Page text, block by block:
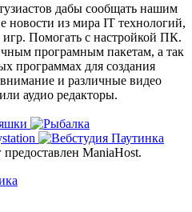
дабы сообщать нашим
новости из мира IT технологий,
Помогать с настройкой ПК.
програмным пакетам, а так
программах для создания
и различные видео
аудио редакторы.
ManiaHost.